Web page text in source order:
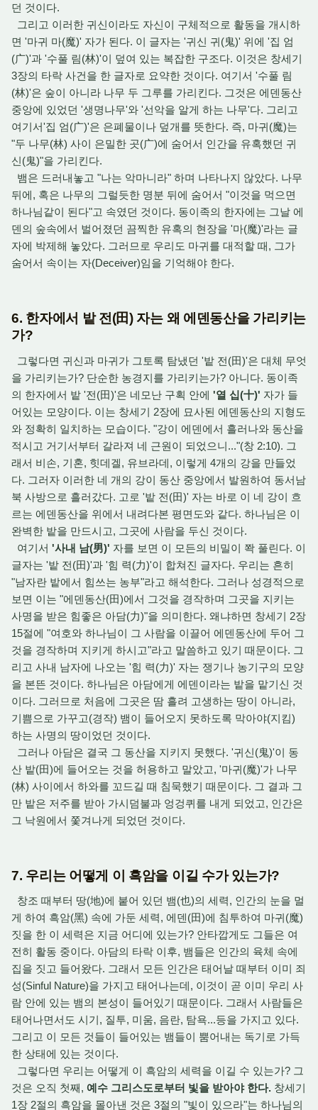
던 것이다.
그리고 이러한 귀신이라도 자신이 구체적으로 활동을 개시하
면 '마귀 마(魔)' 자가 된다. 이 글자는 '귀신 귀(鬼)' 위에 '집 엄
(广)'과 '수풀 림(林)'이 덮여 있는 복잡한 구조다. 이것은 창세기
3장의 타락 사건을 한 글자로 요약한 것이다. 여기서 '수풀 림
(林)'은 숲이 아니라 나무 두 그루를 가리킨다. 그것은 에덴동산
중앙에 있었던 '생명나무'와 '선악을 알게 하는 나무'다. 그리고
여기서'집 엄(广)'은 은폐물이나 덮개를 뜻한다. 즉, 마귀(魔)는
"두 나무(林) 사이 은밀한 곳(广)에 숨어서 인간을 유혹했던 귀
신(鬼)"을 가리킨다.
뱀은 드러내놓고 "나는 악마니라" 하며 나타나지 않았다. 나무
뒤에, 혹은 나무의 그럴듯한 명분 뒤에 숨어서 "이것을 먹으면
하나님같이 된다"고 속였던 것이다. 동이족의 한자에는 그날 에
덴의 숲속에서 벌어졌던 끔찍한 유혹의 현장을 '마(魔)'라는 글
자에 박제해 놓았다. 그러므로 우리도 마귀를 대적할 때, 그가
숨어서 속이는 자(Deceiver)임을 기억해야 한다.
6. 한자에서 밭 전(田) 자는 왜 에덴동산을 가리키는
가?
그렇다면 귀신과 마귀가 그토록 탐냈던 '밭 전(田)'은 대체 무엇
을 가리키는가? 단순한 농경지를 가리키는가? 아니다. 동이족
의 한자에서 밭 '전(田)'은 네모난 구획 안에 '열 십(十)' 자가 들
어있는 모양이다. 이는 창세기 2장에 묘사된 에덴동산의 지형도
와 정확히 일치하는 모습이다. "강이 에덴에서 흘러나와 동산을
적시고 거기서부터 갈라져 네 근원이 되었으니..."(창 2:10). 그
래서 비손, 기혼, 힛데겔, 유브라데, 이렇게 4개의 강을 만들었
다. 그러자 이러한 네 개의 강이 동산 중앙에서 발원하여 동서남
북 사방으로 흘러갔다. 고로 '밭 전(田)' 자는 바로 이 네 강이 흐
르는 에덴동산을 위에서 내려다본 평면도와 같다. 하나님은 이
완벽한 밭을 만드시고, 그곳에 사람을 두신 것이다.
여기서 '사내 남(男)' 자를 보면 이 모든의 비밀이 쫙 풀린다. 이
글자는 '밭 전(田)'과 '힘 력(力)'이 합쳐진 글자다. 우리는 흔히
"남자란 밭에서 힘쓰는 농부"라고 해석한다. 그러나 성경적으로
보면 이는 "에덴동산(田)에서 그것을 경작하며 그곳을 지키는
사명을 받은 힘좋은 아담(力)"을 의미한다. 왜냐하면 창세기 2장
15절에 "여호와 하나님이 그 사람을 이끌어 에덴동산에 두어 그
것을 경작하며 지키게 하시고"라고 말씀하고 있기 때문이다. 그
리고 사내 남자에 나오는 '힘 력(力)' 자는 쟁기나 농기구의 모양
을 본뜬 것이다. 하나님은 아담에게 에덴이라는 밭을 맡기신 것
이다. 그러므로 처음에 그곳은 땀 흘려 고생하는 땅이 아니라,
기쁨으로 가꾸고(경작) 뱀이 들어오지 못하도록 막아야(지킴)
하는 사명의 땅이었던 것이다.
그러나 아담은 결국 그 동산을 지키지 못했다. '귀신(鬼)'이 동
산 밭(田)에 들어오는 것을 허용하고 말았고, '마귀(魔)'가 나무
(林) 사이에서 하와를 꼬드길 때 침묵했기 때문이다. 그 결과 그
만 밭은 저주를 받아 가시덤불과 엉겅퀴를 내게 되었고, 인간은
그 낙원에서 쫓겨나게 되었던 것이다.
7. 우리는 어떻게 이 흑암을 이길 수가 있는가?
창조 때부터 땅(地)에 붙어 있던 뱀(也)의 세력, 인간의 눈을 멀
게 하여 흑암(黑) 속에 가둔 세력, 에덴(田)에 침투하여 마귀(魔)
짓을 한 이 세력은 지금 어디에 있는가? 안타깝게도 그들은 여
전히 활동 중이다. 아담의 타락 이후, 뱀들은 인간의 육체 속에
집을 짓고 들어왔다. 그래서 모든 인간은 태어날 때부터 이미 죄
성(Sinful Nature)을 가지고 태어나는데, 이것이 곧 이미 우리 사
람 안에 있는 뱀의 본성이 들어있기 때문이다. 그래서 사람들은
태어나면서도 시기, 질투, 미움, 음란, 탐욕...등을 가지고 있다.
그리고 이 모든 것들이 들어있는 뱀들이 뿜어내는 독기로 가득
한 상태에 있는 것이다.
그렇다면 우리는 어떻게 이 흑암의 세력을 이길 수 있는가? 그
것은 오직 첫째, 예수 그리스도로부터 빛을 받아야 한다. 창세기
1장 2절의 흑암을 몰아낸 것은 3절의 "빛이 있으라"는 하나님의